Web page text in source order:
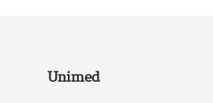
Unimed